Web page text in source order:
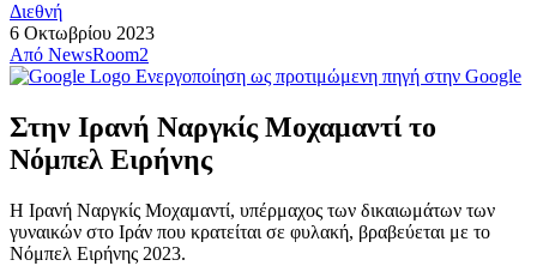
Διεθνή
6 Οκτωβρίου 2023
Από NewsRoom2
Ενεργοποίηση ως προτιμώμενη πηγή στην Google
Στην Ιρανή Ναργκίς Μοχαμαντί το
Νόμπελ Ειρήνης
Η Ιρανή Ναργκίς Μοχαμαντί, υπέρμαχος των δικαιωμάτων των
γυναικών στο Ιράν που κρατείται σε φυλακή, βραβεύεται με το
Νόμπελ Ειρήνης 2023.